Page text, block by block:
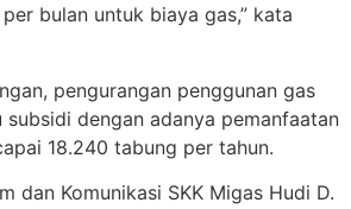
bulan untuk biaya gas,” kata
pengurangan penggunan gas
subsidi dengan adanya pemanfaatan
18.240 tabung per tahun.
dan Komunikasi SKK Migas Hudi D.